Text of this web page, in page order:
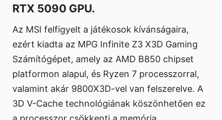
RTX 5090 GPU.
Az MSI felfigyelt a játékosok kívánságaira,
ezért kiadta az MPG Infinite Z3 X3D Gaming
Számítógépet, amely az AMD B850 chipset
platformon alapul, és Ryzen 7 processzorral,
valamint akár 9800X3D-vel van felszerelve. A
3D V-Cache technológiának köszönhetően ez